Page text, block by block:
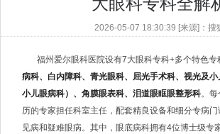
2026-05-07 18:30:39 [来源]：搜
福州爱尔眼科医院设有7大眼科专科+多个特色专
病科、白内障科、青光眼科、屈光手术科、视光及
小儿眼病科）、角膜眼表科、泪道眼眶眼整形科。每
历的专家担任科室主任，配套精良设备和细分专病
见病和疑难眼病。其中，眼底病科拥有4位博士级专